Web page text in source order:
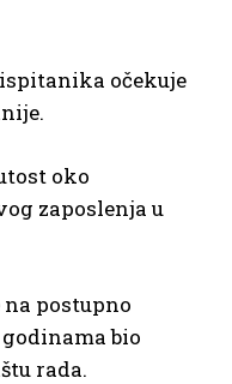
očekuje
oko
zaposlenja u
postupno
bio
rada.